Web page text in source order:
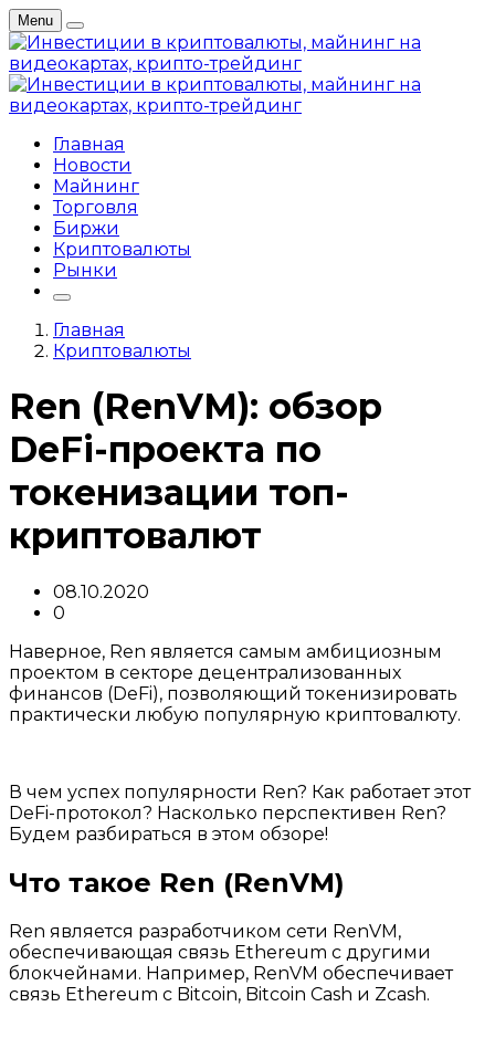
Menu
Главная
Новости
Майнинг
Торговля
Биржи
Криптовалюты
Рынки
Главная
Криптовалюты
Ren (RenVM): обзор
DeFi-проекта по
токенизации топ-
криптовалют
08.10.2020
0
Наверное, Ren является самым амбициозным
проектом в секторе децентрализованных
финансов (DeFi), позволяющий токенизировать
практически любую популярную криптовалюту.
В чем успех популярности Ren? Как работает этот
DeFi-протокол? Насколько перспективен Ren?
Будем разбираться в этом обзоре!
Что такое Ren (RenVM)
Ren является разработчиком сети RenVM,
обеспечивающая связь Ethereum с другими
блокчейнами. Например, RenVM обеспечивает
связь Ethereum с Bitcoin, Bitcoin Cash и Zcash.